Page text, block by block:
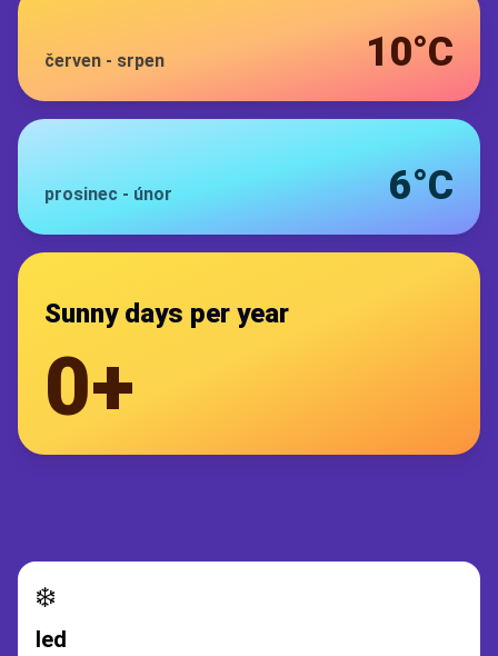
červen - srpen 10°C
prosinec - únor 6°C
Sunny days per year
0+
❄️
led